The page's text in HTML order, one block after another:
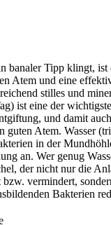
banaler Tipp klingt, ist
Atem und eine
stilles und
ist eine der
und damit
guten Atem. Wasser
in der
an. Wer genug
der nicht nur die
bzw. vermindert,
Bakterien